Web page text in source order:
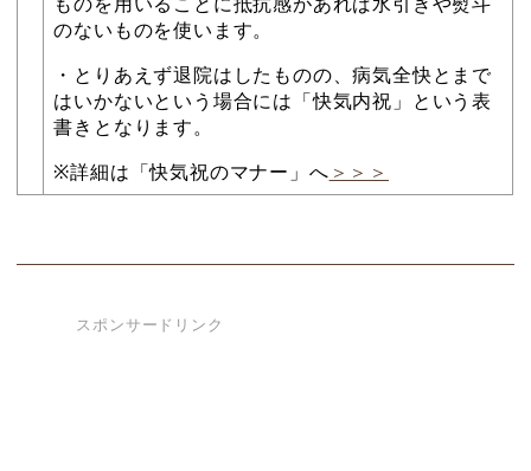
のないものを使います。
・とりあえず退院はしたものの、病気全快とまで
はいかないという場合には「快気内祝」という表
書きとなります。
※詳細は「快気祝のマナー」へ ＞＞＞
スポンサードリンク